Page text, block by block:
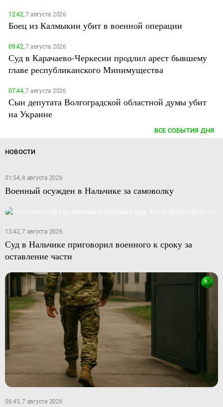
12:42,7 августа 2026
Боец из Калмыкии убит в военной операции
09:42,7 августа 2026
Суд в Карачаево-Черкесии продлил арест бывшему
главе республиканского Минимущества
07:44,7 августа 2026
Сын депутата Волгоградской областной думы убит
на Украине
ВСЕ СОБЫТИЯ ДНЯ
НОВОСТИ
01:54, 8 августа 2026
Военный осужден в Нальчике за самоволку
13:42, 7 августа 2026
Суд в Нальчике приговорил военного к сроку за
оставление части
06:45, 7 августа 2026